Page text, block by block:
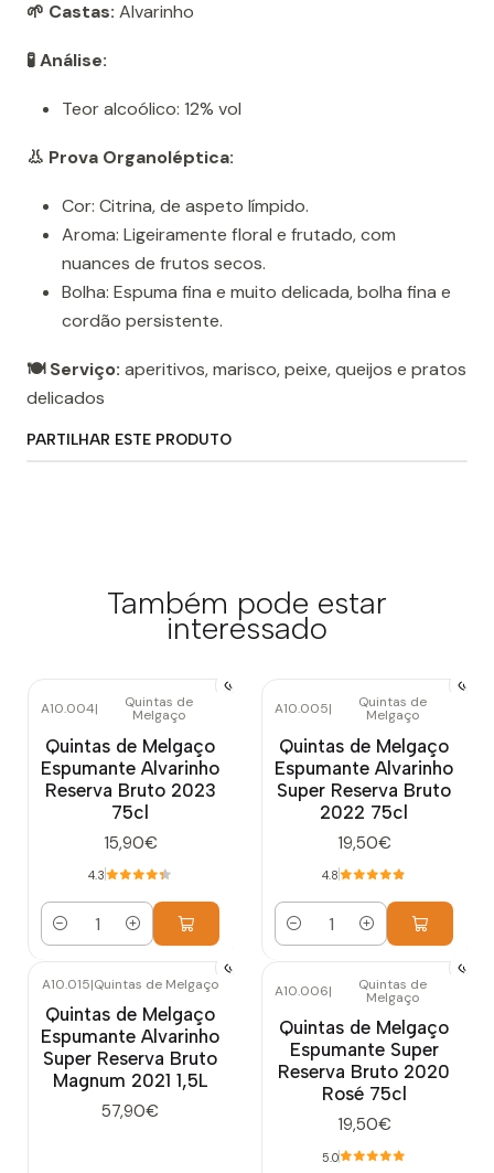
🌱 Castas: Alvarinho
🧪 Análise:
Teor alcoólico: 12% vol
👃 Prova Organoléptica:
Cor: Citrina, de aspeto límpido.
Aroma: Ligeiramente floral e frutado, com
nuances de frutos secos.
Bolha: Espuma fina e muito delicada, bolha fina e
cordão persistente.
🍽️ Serviço: aperitivos, marisco, peixe, queijos e pratos
delicados
PARTILHAR ESTE PRODUTO
Também pode estar
interessado
A10.004| Quintas de
Melgaço
Quintas de Melgaço
Espumante Alvarinho
Reserva Bruto 2023
75cl
15,90€
4.3
Quantidade
A10.005| Quintas de
Melgaço
Quintas de Melgaço
Espumante Alvarinho
Super Reserva Bruto
2022 75cl
19,50€
4.8
Quantidade
A10.015|Quintas de Melgaço
Quintas de Melgaço
Espumante Alvarinho
Super Reserva Bruto
Magnum 2021 1,5L
57,90€
A10.006| Quintas de
Melgaço
Quintas de Melgaço
Espumante Super
Reserva Bruto 2020
Rosé 75cl
19,50€
5.0